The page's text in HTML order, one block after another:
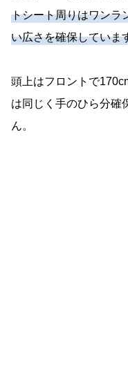
トシート周りはワンラ
い広さを確保していま
頭上はフロントで
は同じく手のひら分確
ん。